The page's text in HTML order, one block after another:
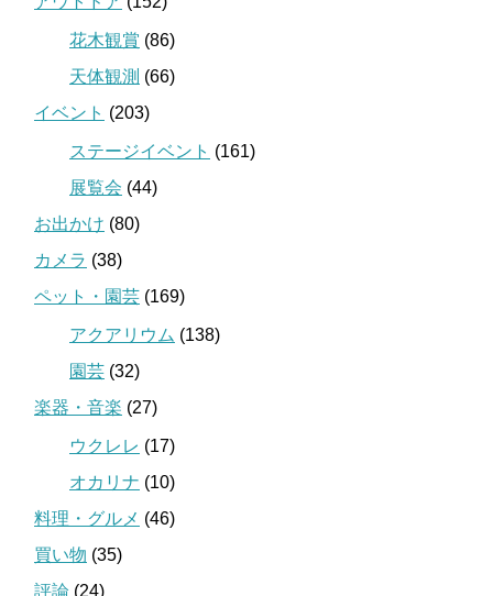
花木観賞 (86)
天体観測 (66)
イベント (203)
ステージイベント (161)
展覧会 (44)
お出かけ (80)
カメラ (38)
ペット・園芸 (169)
アクアリウム (138)
園芸 (32)
楽器・音楽 (27)
ウクレレ (17)
オカリナ (10)
料理・グルメ (46)
買い物 (35)
評論 (24)